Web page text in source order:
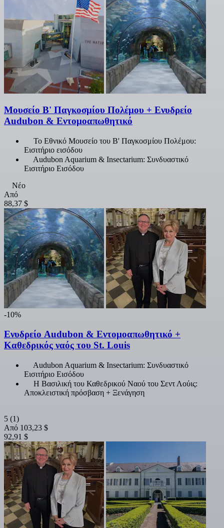
Μουσείο Β' Παγκοσμίου Πολέμου + Ενυδρείο
Audubon & Εντομοαπωθητικό
Το Εθνικό Μουσείο του Β' Παγκοσμίου Πολέμου:
Εισιτήριο εισόδου
Audubon Aquarium & Insectarium: Συνδυαστικό
Εισιτήριο Εισόδου
Νέο
Από
88,37 $
-10%
Ενυδρείο Audubon & Εντομοαπωθητικό +
Καθεδρικός ναός του St. Louis
Audubon Aquarium & Insectarium: Συνδυαστικό
Εισιτήριο Εισόδου
Η Βασιλική του Καθεδρικού Ναού του Σεντ Λούις:
Αποκλειστική πρόσβαση + Ξενάγηση
5 (1)
Από 103,23 $
92,91 $